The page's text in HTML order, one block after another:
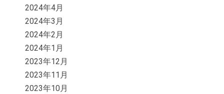
2024年4月
2024年3月
2024年2月
2024年1月
2023年12月
2023年11月
2023年10月